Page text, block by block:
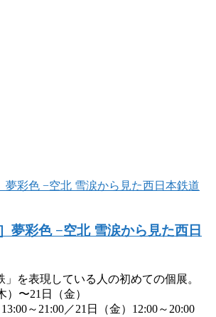
夢彩色 −空北 雪涙から見た西日
を表現している人の初めての個展。
）〜21日（金）
～21:00／21日（金）12:00～20:00